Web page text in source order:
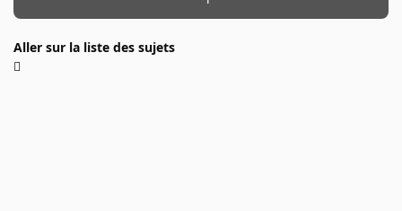
Aller sur la liste des sujets